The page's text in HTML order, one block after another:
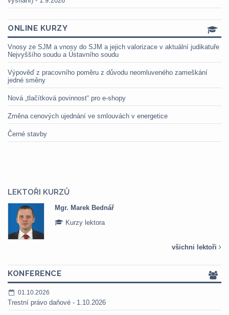
ONLINE KURZY
Vnosy ze SJM a vnosy do SJM a jejich valorizace v aktuální judikatuře
Nejvyššího soudu a Ústavního soudu
Výpověď z pracovního poměru z důvodu neomluveného zameškání
jedné směny
Nová „tlačítková povinnost“ pro e-shopy
Změna cenových ujednání ve smlouvách v energetice
Černé stavby
LEKTOŘI KURZŮ
Mgr. Marek Bednář
Kurzy lektora
všichni lektoři
KONFERENCE
01.10.2026
Trestní právo daňové - 1.10.2026